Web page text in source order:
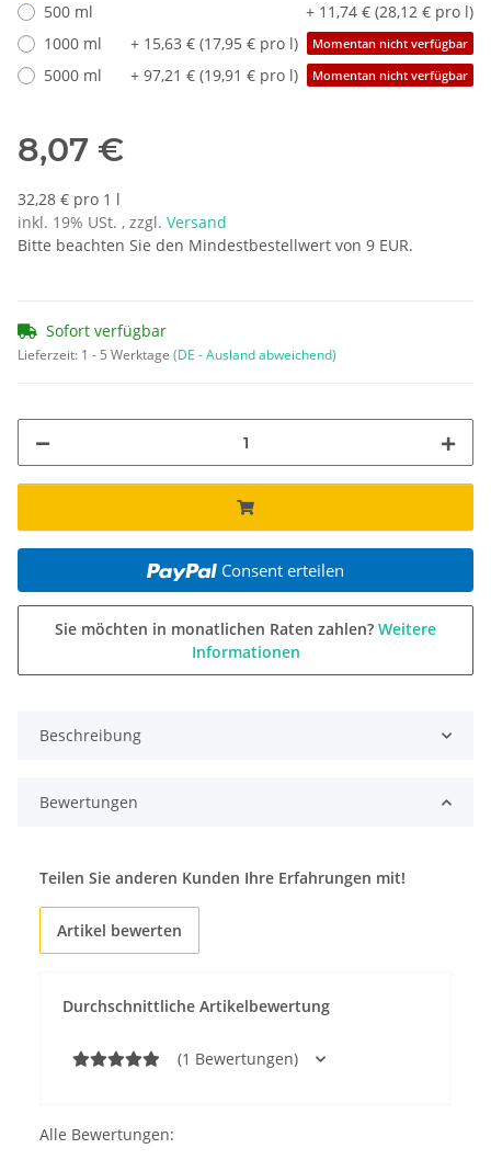
500 ml
+ 11,74 € (28,12 € pro l)
1000 ml
+ 15,63 € (17,95 € pro l) Momentan nicht verfügbar
5000 ml + 97,21 € (19,91 € pro l) Momentan nicht verfügbar
8,07 €
32,28 € pro 1 l
inkl. 19% USt. , zzgl. Versand
Bitte beachten Sie den Mindestbestellwert von 9 EUR.
Sofort verfügbar
Lieferzeit: 1 - 5 Werktage (DE - Ausland abweichend)
Consent erteilen
Sie möchten in monatlichen Raten zahlen? Weitere
Informationen
Beschreibung
Bewertungen
Durchschnittliche Artikelbewertung
(1 Bewertungen)
Teilen Sie anderen Kunden Ihre Erfahrungen mit!
Artikel bewerten
Alle Bewertungen: